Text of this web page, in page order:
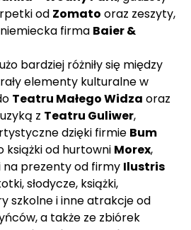
od Zomato oraz zeszyty,
firma Baier &
bardziej różniły się między
elementy kulturalne w
Teatru Małego Widza oraz
z Teatru Guliwer,
dzięki firmie Bum
książki od hurtowni Morex,
prezenty od firmy Ilustris
słodycze, książki,
szkolne i inne atrakcje od
a także ze zbiórek